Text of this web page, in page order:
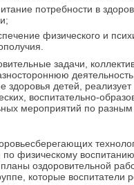
потребности в
физического и
задачи,
здоровья детей,
воспитательно-
мероприятий по
по физическому
оздоровительной
которые воспитатели